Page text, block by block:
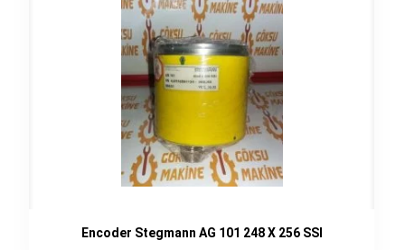
Encoder Stegmann AG 101 248 X 256 SSI